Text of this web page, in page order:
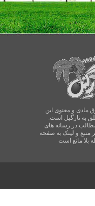
مادی و معنوی این
به نارگیل است.
مطالب در رسانه های
منبع و لینک به صفحه
بلا مانع است